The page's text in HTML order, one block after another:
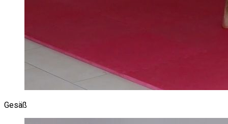
Gesäß